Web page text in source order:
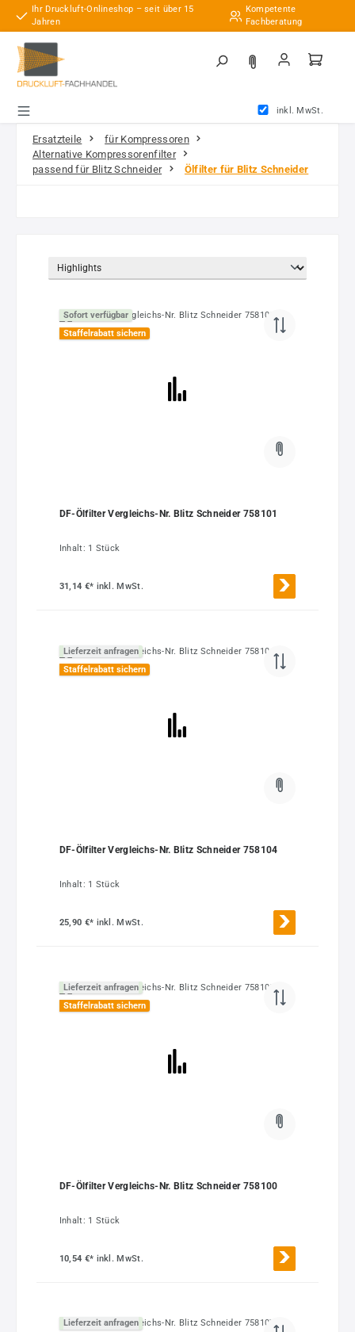
Zum Hauptinhalt springen
Ihr Druckluft-Onlineshop – seit über 15
Jahren
Kompetente
Fachberatung
inkl. MwSt.
Ersatzteile
für Kompressoren
Alternative Kompressorenfilter
passend für Blitz Schneider
Ölfilter für Blitz Schneider
Sofort verfügbar
Staffelrabatt sichern
DF-Ölfilter Vergleichs-Nr. Blitz Schneider 758101
Inhalt: 1 Stück
31,14 €* inkl. MwSt.
Lieferzeit anfragen
Staffelrabatt sichern
DF-Ölfilter Vergleichs-Nr. Blitz Schneider 758104
Inhalt: 1 Stück
25,90 €* inkl. MwSt.
Lieferzeit anfragen
Staffelrabatt sichern
DF-Ölfilter Vergleichs-Nr. Blitz Schneider 758100
Inhalt: 1 Stück
10,54 €* inkl. MwSt.
Lieferzeit anfragen